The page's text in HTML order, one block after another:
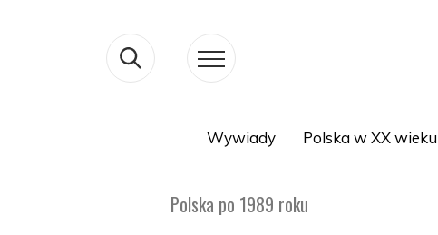
Wywiady Polska w XX wieku
Polska po 1989 roku